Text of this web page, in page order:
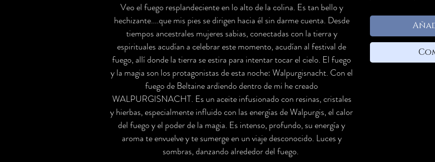
Veo el fuego resplandeciente en lo alto de la colina. Es tan bello y
hechizante....que mis pies se dirigen hacia él sin darme cuenta. Desde
tiempos ancestrales mujeres sabias, conectadas con la tierra y
espirituales acudían a celebrar este momento, acudían al festival de
fuego, allí donde la tierra se estira para intentar tocar el cielo. El fuego
y la magia son los protagonistas de esta noche: Walpurgisnacht. Con el
fuego de Beltaine ardiendo dentro de mi he creado
WALPURGISNACHT. Es un aceite infusionado con resinas, cristales
y hierbas, especialmente influido con las energías de Walpurgis, el calor
del fuego y el poder de la magia. Es intenso, profundo, su energía y
aroma te envuelve y te sumerge en un viaje desconocido. Luces y
sombras, danzando alrededor del fuego.